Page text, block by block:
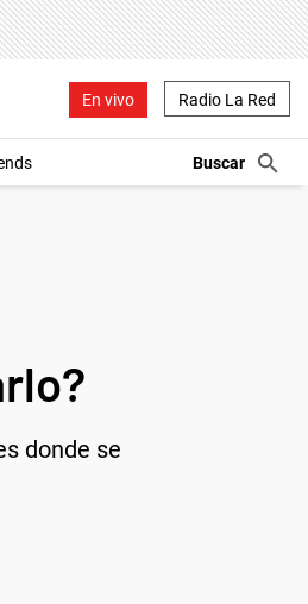
En vivo Radio La Red
donde se